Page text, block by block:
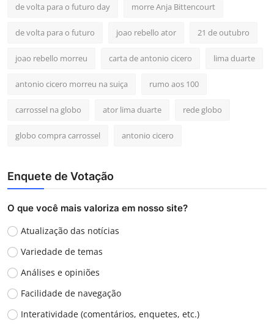
de volta para o futuro day morre Anja Bittencourt
de volta para o futuro joao rebello ator 21 de outubro
joao rebello morreu carta de antonio cicero lima duarte
antonio cicero morreu na suiça rumo aos 100
carrossel na globo ator lima duarte rede globo
globo compra carrossel antonio cicero
Enquete de Votação
O que você mais valoriza em nosso site?
Atualização das notícias
Variedade de temas
Análises e opiniões
Facilidade de navegação
Interatividade (comentários, enquetes, etc.)